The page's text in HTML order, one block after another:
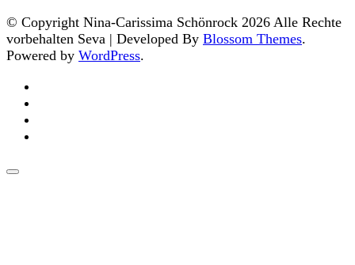
© Copyright Nina-Carissima Schönrock 2026 Alle Rechte
vorbehalten Seva | Developed By Blossom Themes.
Powered by WordPress.